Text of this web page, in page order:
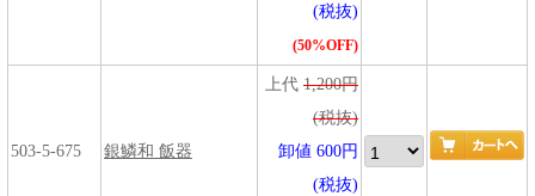
(税抜)
(50%OFF)
503-5-675 銀鱗和 飯器
上代 1,200円
(税抜)
卸値 600円
(税抜)